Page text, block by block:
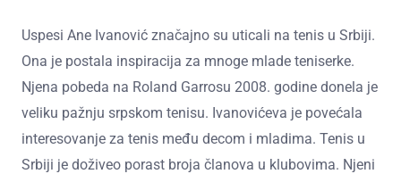
Uspesi Ane Ivanović značajno su uticali na tenis u Srbiji.
Ona je postala inspiracija za mnoge mlade teniserke.
Njena pobeda na Roland Garrosu 2008. godine donela je
veliku pažnju srpskom tenisu. Ivanovićeva je povećala
interesovanje za tenis među decom i mladima. Tenis u
Srbiji je doživeo porast broja članova u klubovima. Njeni